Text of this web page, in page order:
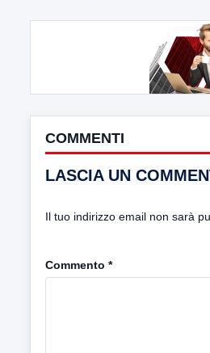
COMMENTI
LASCIA UN
Il tuo indirizzo email non sarà
Commento *